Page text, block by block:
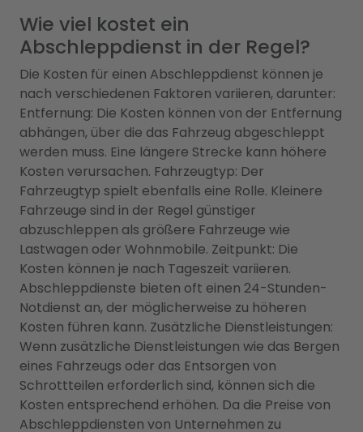
Wie viel kostet ein
Abschleppdienst in der Regel?
Die Kosten für einen Abschleppdienst können je
nach verschiedenen Faktoren variieren, darunter:
Entfernung: Die Kosten können von der Entfernung
abhängen, über die das Fahrzeug abgeschleppt
werden muss. Eine längere Strecke kann höhere
Kosten verursachen. Fahrzeugtyp: Der
Fahrzeugtyp spielt ebenfalls eine Rolle. Kleinere
Fahrzeuge sind in der Regel günstiger
abzuschleppen als größere Fahrzeuge wie
Lastwagen oder Wohnmobile. Zeitpunkt: Die
Kosten können je nach Tageszeit variieren.
Abschleppdienste bieten oft einen 24-Stunden-
Notdienst an, der möglicherweise zu höheren
Kosten führen kann. Zusätzliche Dienstleistungen:
Wenn zusätzliche Dienstleistungen wie das Bergen
eines Fahrzeugs oder das Entsorgen von
Schrottteilen erforderlich sind, können sich die
Kosten entsprechend erhöhen. Da die Preise von
Abschleppdiensten von Unternehmen zu